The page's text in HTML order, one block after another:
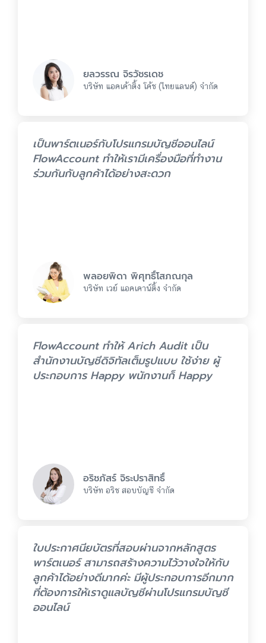
ยลวรรณ จิรวัชรเดช
บริษัท แอคเค้าติ้ง โค้ช (ไทยแลนด์) จำกัด
เป็นพาร์ตเนอร์กับโปรแกรมบัญชีออนไลน์
FlowAccount ทำให้เรามีเครื่องมือที่ทำงาน
ร่วมกันกับลูกค้าได้อย่างสะดวก
พลอยพิดา พิศุทธิ์โสภณกุล
บริษัท เวย์ แอคเคาน์ติ้ง จำกัด
FlowAccount ทำให้ Arich Audit เป็น
สำนักงานบัญชีดิจิทัลเต็มรูปแบบ ใช้ง่าย ผู้
ประกอบการ Happy พนักงานก็ Happy
อริชภัสร์ จิระปราสิทธิ์
บริษัท อริช สอบบัญชี จำกัด
ใบประกาศนียบัตรที่สอบผ่านจากหลักสูตร
พาร์ตเนอร์ สามารถสร้างความไว้วางใจให้กับ
ลูกค้าได้อย่างดีมากค่ะ มีผู้ประกอบการอีกมาก
ที่ต้องการให้เราดูแลบัญชีผ่านโปรแกรมบัญชี
ออนไลน์